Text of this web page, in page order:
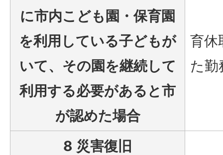
に市内こども園・保育園
を利用している子どもが
いて、その園を継続して
利用する必要があると市
が認めた場合
育休
た勤
8 災害復旧